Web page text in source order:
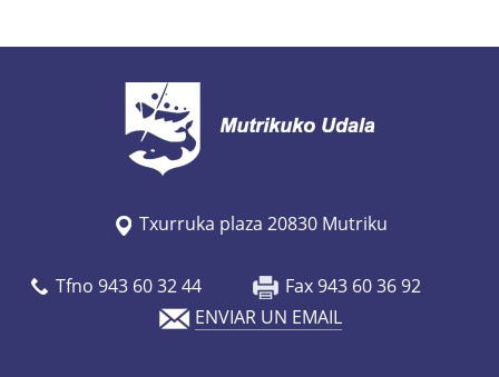
Txurruka plaza 20830 Mutriku
Tfno 943 60 32 44
Fax 943 60 36 92
ENVIAR UN EMAIL